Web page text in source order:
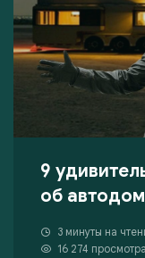
9
об
3 минуты на
16 274 просмотра